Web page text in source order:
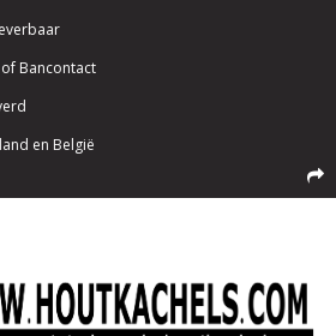
Bancontact
en België